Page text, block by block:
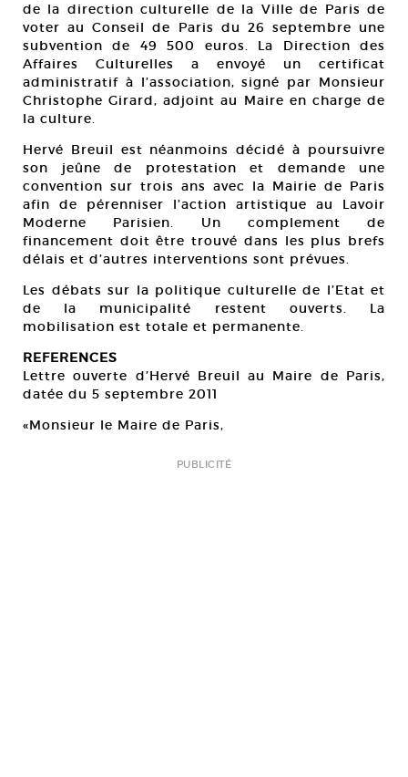
de la direction culturelle de la Ville de Paris de
voter au Conseil de Paris du 26 septembre une
subvention de 49 500 euros. La Direction des
Affaires Culturelles a envoyé un certificat
administratif à l’association, signé par Monsieur
Christophe Girard, adjoint au Maire en charge de
la culture.
Hervé Breuil est néanmoins décidé à poursuivre
son jeûne de protestation et demande une
convention sur trois ans avec la Mairie de Paris
afin de pérenniser l’action artistique au Lavoir
Moderne Parisien. Un complement de
financement doit être trouvé dans les plus brefs
délais et d’autres interventions sont prévues.
Les débats sur la politique culturelle de l’Etat et
de la municipalité restent ouverts. La
mobilisation est totale et permanente.
REFERENCES
Lettre ouverte d’Hervé Breuil au Maire de Paris,
datée du 5 septembre 2011
«Monsieur le Maire de Paris,
PUBLICITÉ